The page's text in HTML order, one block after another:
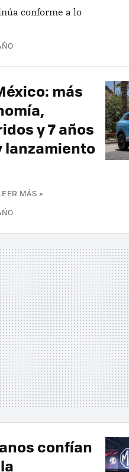
conforme a lo
más
y 7 años
lanzamiento
MÁS »
confían